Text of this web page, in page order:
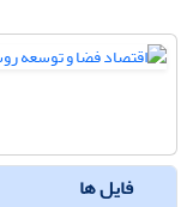
فایل ها